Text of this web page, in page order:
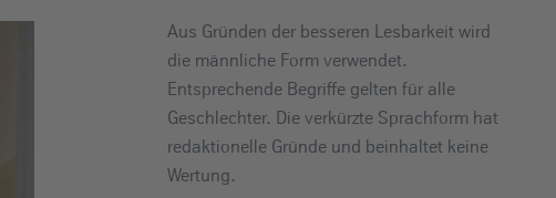
Aus Gründen der besseren Lesbarkeit wird
die männliche Form verwendet.
Entsprechende Begriffe gelten für alle
Geschlechter. Die verkürzte Sprachform hat
redaktionelle Gründe und beinhaltet keine
Wertung.